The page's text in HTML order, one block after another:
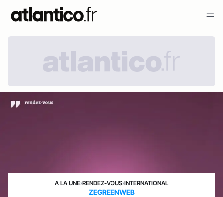
A LA UNE›RENDEZ-VOUS›INTERNATIONAL
ZEGREENWEB